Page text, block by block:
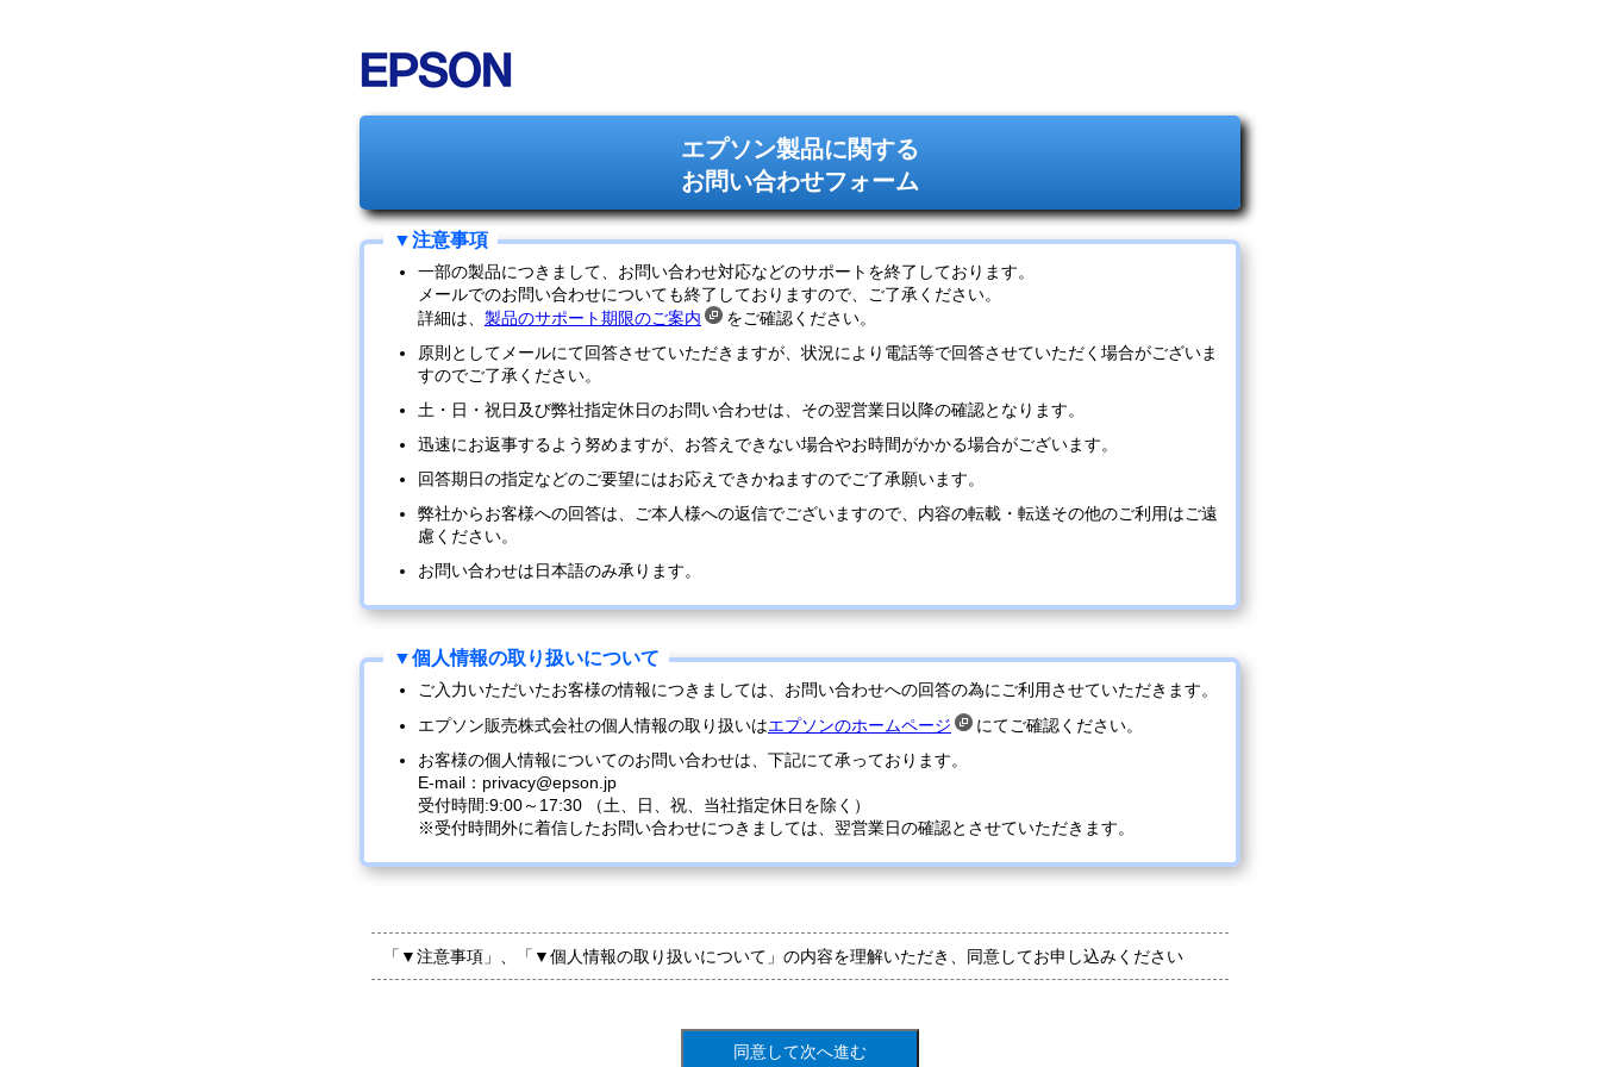
エプソン製品に関する
お問い合わせフォーム
一部の製品につきまして、お問い合わせ対応などのサポートを終了しております。
メールでのお問い合わせについても終了しておりますので、ご了承ください。
詳細は、 製品のサポート期限のご案内
をご確認ください。
原則としてメールにて回答させていただきますが、状況により電話等で回答させていただく場合がございま
すのでご了承ください。
土・日・祝日及び弊社指定休日のお問い合わせは、その翌営業日以降の確認となります。
迅速にお返事するよう努めますが、お答えできない場合やお時間がかかる場合がございます。
回答期日の指定などのご要望にはお応えできかねますのでご了承願います。
弊社からお客様への回答は、ご本人様への返信でございますので、内容の転載・転送その他のご利用はご遠
慮ください。
お問い合わせは日本語のみ承ります。
ご入力いただいたお客様の情報につきましては、お問い合わせへの回答の為にご利用させていただきます。
エプソン販売株式会社の個人情報の取り扱いはエプソンのホームページ
にてご確認ください。
お客様の個人情報についてのお問い合わせは、下記にて承っております。
E-mail：privacy@epson.jp
受付時間:9:00～17:30 （土、日、祝、当社指定休日を除く）
※受付時間外に着信したお問い合わせにつきましては、翌営業日の確認とさせていただきます。
「▼注意事項」、「▼個人情報の取り扱いについて」の内容を理解いただき、同意してお申し込みください